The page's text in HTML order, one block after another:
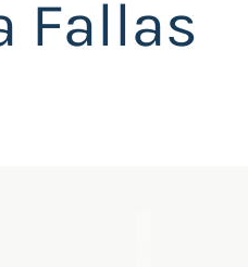
Fallas